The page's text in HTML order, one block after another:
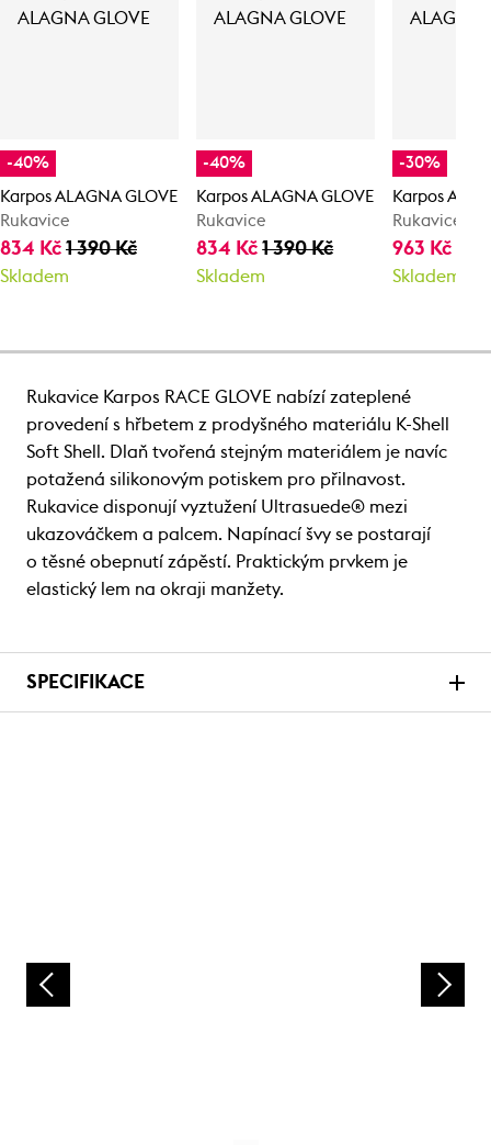
-40%
Karpos ALAGNA GLOVE
Rukavice
834 Kč 1 390 Kč
Skladem
-40%
Karpos ALAGNA GLOVE
Rukavice
834 Kč1 390 Kč
Skladem
-30%
Karpos
Rukavice
963 Kč
Skladem
Rukavice Karpos RACE GLOVE nabízí zateplené
provedení s hřbetem z prodyšného materiálu K-Shell
Soft Shell. Dlaň tvořená stejným materiálem je navíc
potažená silikonovým potiskem pro přilnavost.
Rukavice disponují vyztužení Ultrasuede® mezi
ukazováčkem a palcem. Napínací švy se postarají
o těsné obepnutí zápěstí. Praktickým prvkem je
elastický lem na okraji manžety.
SPECIFIKACE